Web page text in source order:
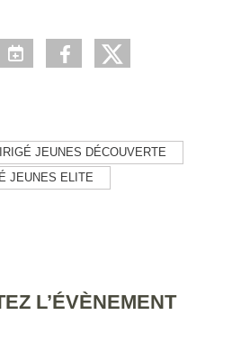
JEUNES DÉCOUVERTE
JEUNES ELITE
L’ÉVÈNEMENT